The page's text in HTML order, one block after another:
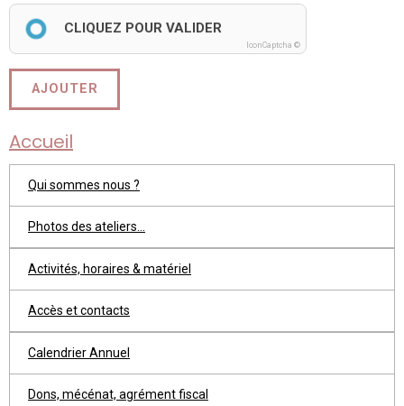
CLIQUEZ POUR VALIDER
IconCaptcha ©
AJOUTER
Accueil
Qui sommes nous ?
Photos des ateliers...
Activités, horaires & matériel
Accès et contacts
Calendrier Annuel
Dons, mécénat, agrément fiscal